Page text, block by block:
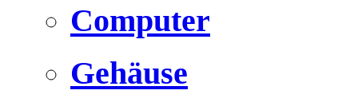
Computer
Gehäuse